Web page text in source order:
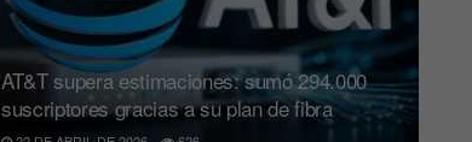
AT&T supera estimaciones: sumó 294.000
suscriptores gracias a su plan de fibra